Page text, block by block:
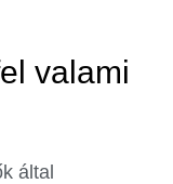
valami
által